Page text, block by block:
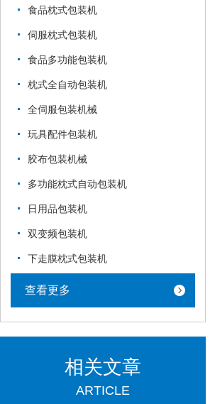
食品枕式包装机
伺服枕式包装机
食品多功能包装机
枕式全自动包装机
全伺服包装机械
玩具配件包装机
胶布包装机械
多功能枕式自动包装机
日用品包装机
双变频包装机
下走膜枕式包装机
查看更多
相关文章
ARTICLE